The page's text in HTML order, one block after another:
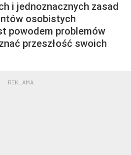
i jednoznacznych zasad
osobistych
powodem problemów
przeszłość swoich